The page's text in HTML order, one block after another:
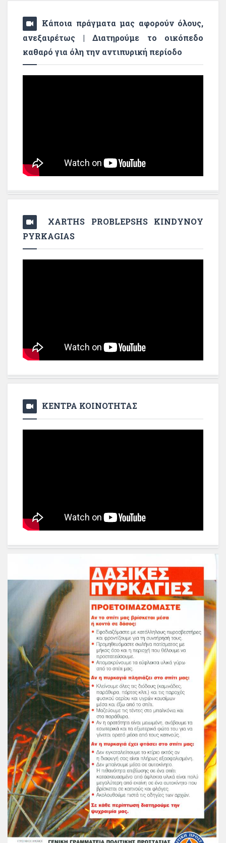
Κάποια πράγματα μας αφορούν όλους,
ανεξαιρέτως | Διατηρούμε το οικόπεδο
καθαρό για όλη την αντιπυρική περίοδο
XARTHS PROBLEPSHS KINDYNOY
PYRKAGIAS
ΚΕΝΤΡΑ ΚΟΙΝΟΤΗΤΑΣ